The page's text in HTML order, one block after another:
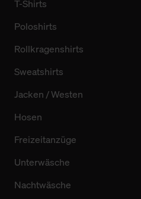
T-Shirts
Poloshirts
Rollkragenshirts
Sweatshirts
Jacken / Westen
Hosen
Freizeitanzüge
Unterwäsche
Nachtwäsche